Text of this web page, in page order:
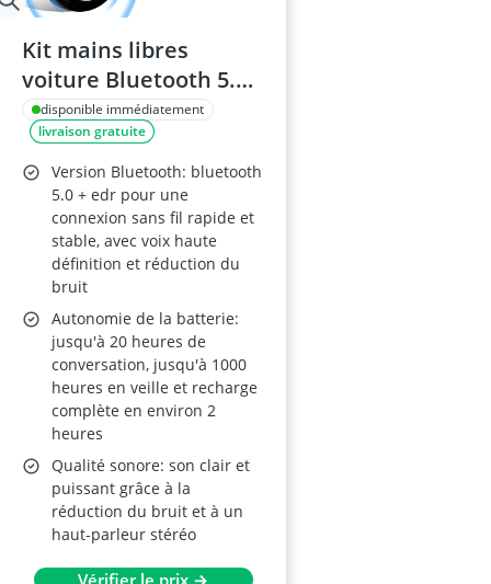
Kit mains libres
voiture Bluetooth 5.0
avec haut-parleur et
micro intégrés,
réduction de bruit,
compatible Siri et
Google Assistant, 20 h
d’autonomie
disponible immédiatement
livraison gratuite
Version Bluetooth: bluetooth
5.0 + edr pour une
connexion sans fil rapide et
stable, avec voix haute
définition et réduction du
bruit
Autonomie de la batterie:
jusqu'à 20 heures de
conversation, jusqu'à 1000
heures en veille et recharge
complète en environ 2
heures
Qualité sonore: son clair et
puissant grâce à la
réduction du bruit et à un
haut-parleur stéréo
Vérifier le prix →